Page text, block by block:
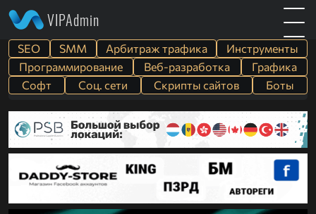
VIPAdmin
SEO SMM Арбитраж трафика
Инструменты
Программирование
Веб-разработка
Графика
Софт
Cоц. сети Скрипты сайтов Боты